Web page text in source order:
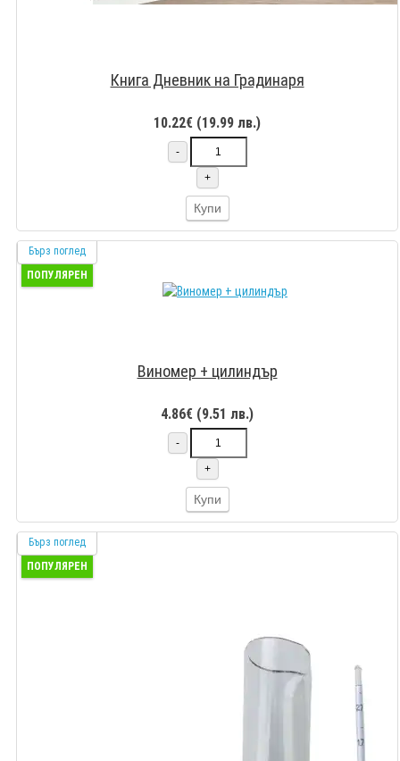
Книга Дневник на Градинаря
10.22€ (19.99 лв.)
-
+
Купи
Бърз поглед
ПОПУЛЯРЕН
Виномер + цилиндър
4.86€ (9.51 лв.)
-
+
Купи
Бърз поглед
ПОПУЛЯРЕН